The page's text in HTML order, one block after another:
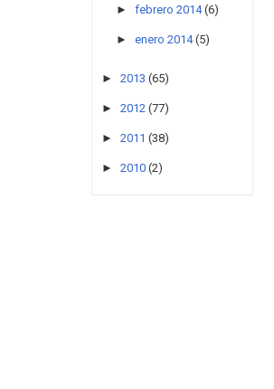
► febrero 2014 (6)
► enero 2014 (5)
► 2013 (65)
► 2012 (77)
► 2011 (38)
► 2010 (2)